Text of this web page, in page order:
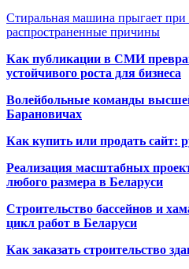
Стиральная машина прыгает
распространенные причины
Как публикации в СМИ
устойчивого роста для бизнеса
Волейбольные команды
Барановичах
Как купить или продать сайт:
Реализация масштабных
любого размера в Беларуси
Строительство бассейнов и
цикл работ в Беларуси
Как заказать строительство